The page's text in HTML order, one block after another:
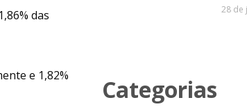
das
e 1,82%
28 de
Categorias